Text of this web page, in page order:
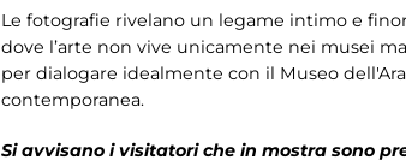
Le fotografie rivelano un legame intimo e
dove l’arte non vive unicamente nei musei
per dialogare idealmente con il Museo
contemporanea.
Si avvisano i visitatori che in mostra sono